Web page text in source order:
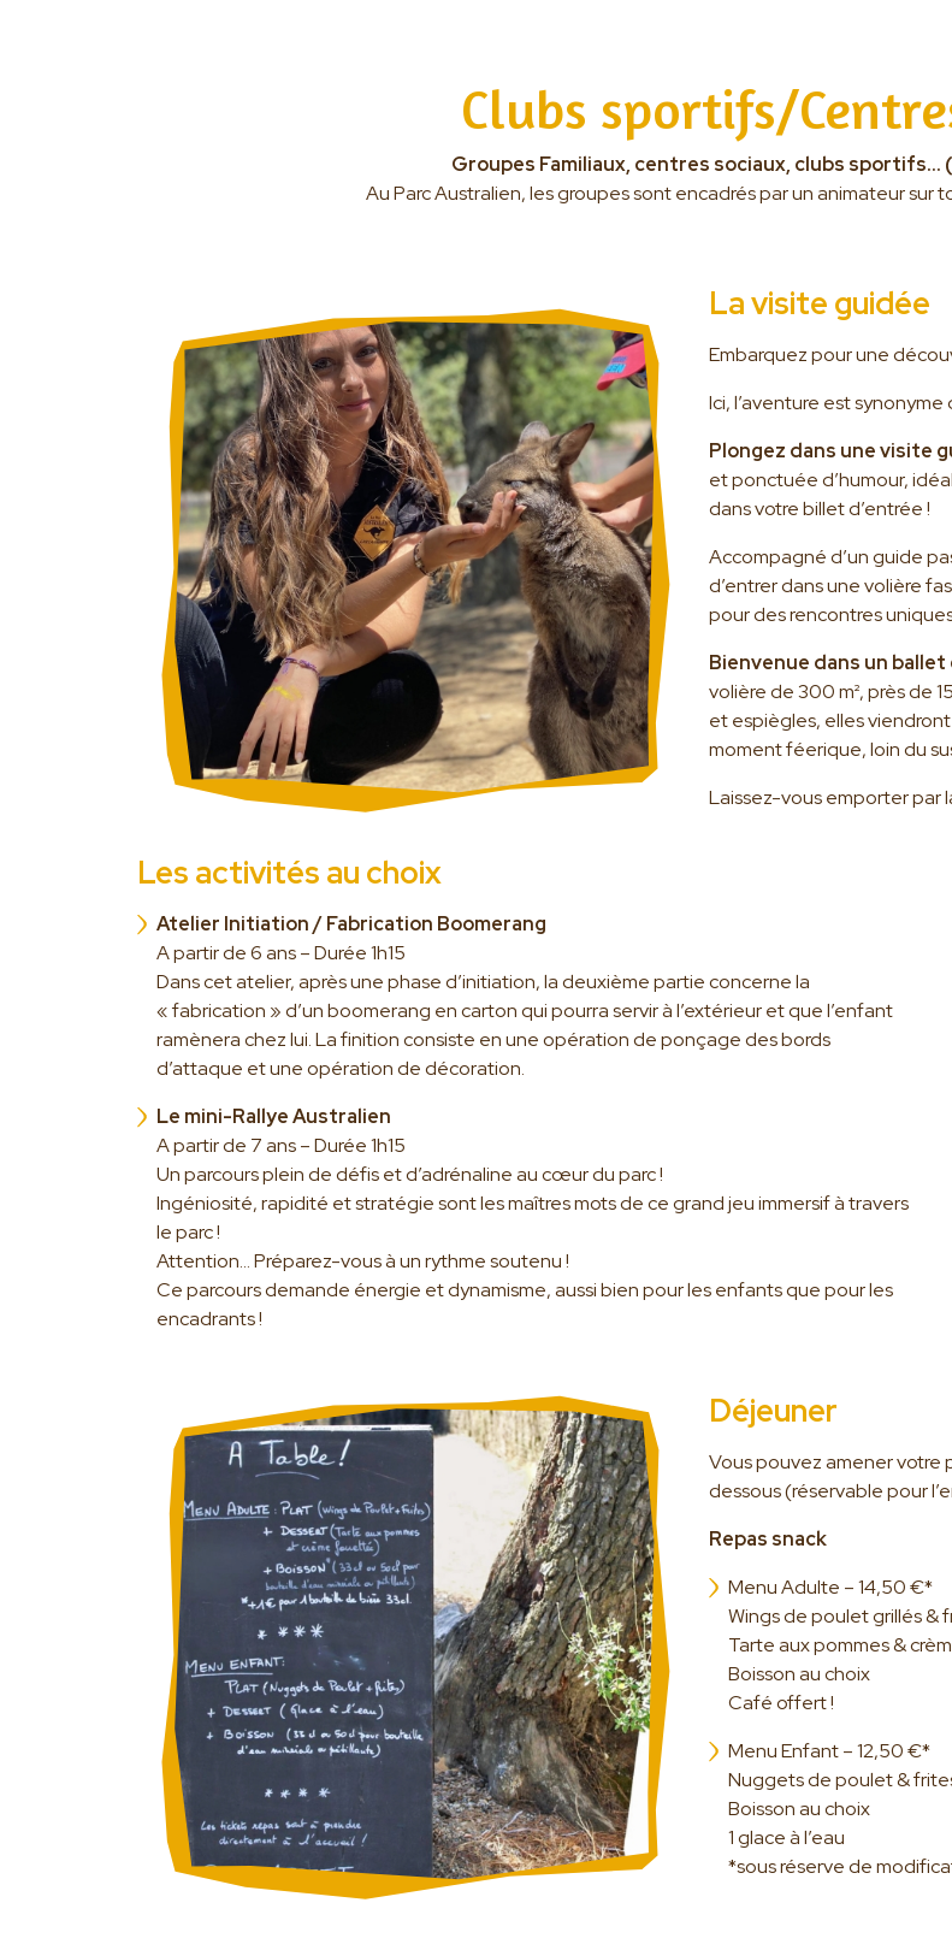
Clubs sportifs/
Groupes Familiaux, centres sociaux, clubs sportifs…
Au Parc Australien, les groupes sont encadrés par un animateur sur
La visite guidée
Embarquez pour une
Ici, l’aventure est
Plongez dans une visite
et ponctuée d’humour,
dans votre billet d’entrée !
Accompagné d’un guide
d’entrer dans une volière
pour des rencontres
Bienvenue dans un
volière de 300 m², près de
et espiègles, elles
moment féerique, loin du
Laissez-vous emporter par
Les activités au choix
Atelier Initiation / Fabrication Boomerang
A partir de 6 ans – Durée 1h15
Dans cet atelier, après une phase d’initiation, la deuxième partie concerne la
« fabrication » d’un boomerang en carton qui pourra servir à l’extérieur et que l’enfant
ramènera chez lui. La finition consiste en une opération de ponçage des bords
d’attaque et une opération de décoration.
Le mini-Rallye Australien
A partir de 7 ans – Durée 1h15
Un parcours plein de défis et d’adrénaline au cœur du parc !
Ingéniosité, rapidité et stratégie sont les maîtres mots de ce grand jeu immersif à travers
le parc !
Attention… Préparez-vous à un rythme soutenu !
Ce parcours demande énergie et dynamisme, aussi bien pour les enfants que pour les
encadrants !
Déjeuner
Vous pouvez amener votre
dessous (réservable pour
Repas snack
Menu Adulte – 14,50 €*
Wings de poulet grillés &
Tarte aux pommes &
Boisson au choix
Café offert !
Menu Enfant – 12,50 €*
Nuggets de poulet &
Boisson au choix
1 glace à l’eau
*sous réserve de
Le parc
Visite guidée
Activités
Les animaux star du Parc